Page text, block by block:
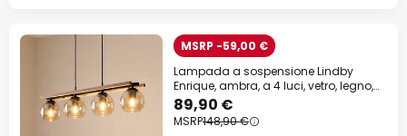
MSRP -59,00 €
Lampada a sospensione Lindby
Enrique, ambra, a 4 luci, vetro, legno,
E27
89,90 €
MSRP148,90 €